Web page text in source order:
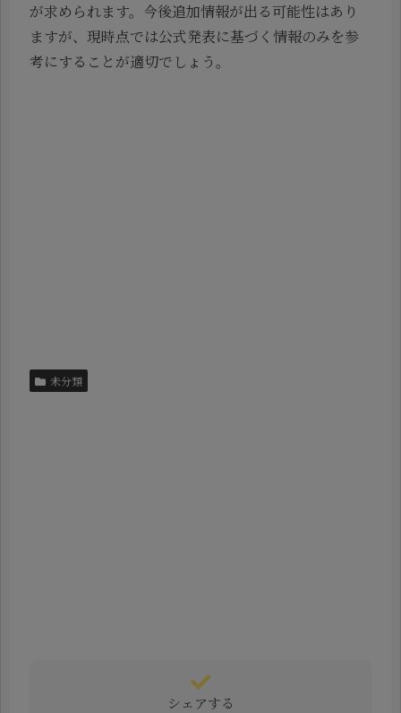
が求められます。今後追加情報が出る可能性はあり
ますが、現時点では公式発表に基づく情報のみを参
考にすることが適切でしょう。
未分類
シェアする